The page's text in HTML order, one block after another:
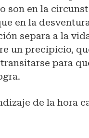
son en la
en la
separa a la
un precipicio,
para
de la hora